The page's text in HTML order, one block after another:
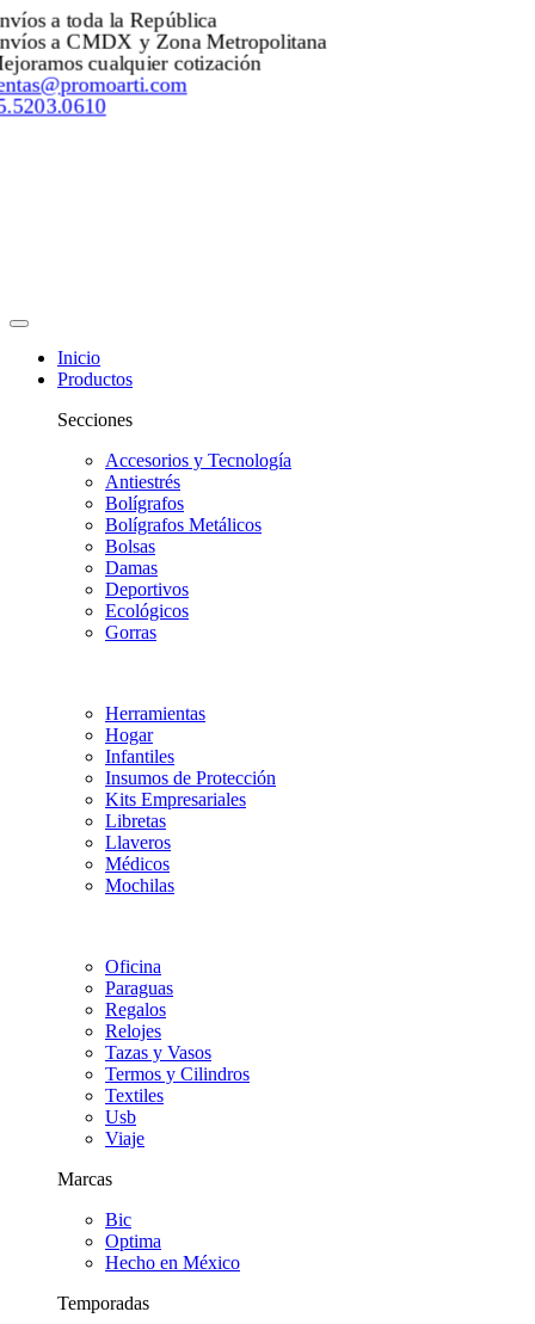
Envíos a toda la República
Envíos a CMDX y Zona Metropolitana
Mejoramos cualquier cotización
ventas@promoarti.com
55.5203.0610
Inicio
Productos
Secciones
Accesorios y Tecnología
Antiestrés
Bolígrafos
Bolígrafos Metálicos
Bolsas
Damas
Deportivos
Ecológicos
Gorras
Herramientas
Hogar
Infantiles
Insumos de Protección
Kits Empresariales
Libretas
Llaveros
Médicos
Mochilas
Oficina
Paraguas
Regalos
Relojes
Tazas y Vasos
Termos y Cilindros
Textiles
Usb
Viaje
Marcas
Bic
Optima
Hecho en México
Temporadas